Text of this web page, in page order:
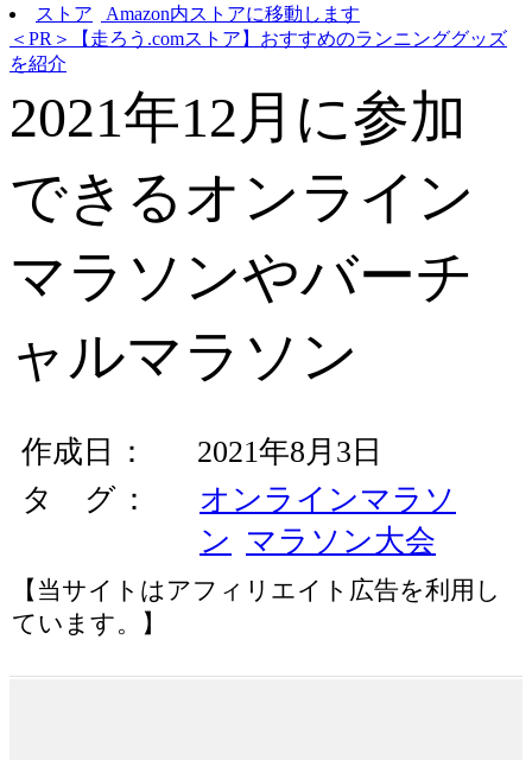
ストア
Amazon内ストアに移動します
＜PR＞【走ろう.comストア】おすすめのランニンググッズ
を紹介
2021年12月に参加
できるオンライン
マラソンやバーチ
ャルマラソン
作成日
2021年8月3日
タ グ
オンラインマラソ
ン マラソン大会
【当サイトはアフィリエイト広告を利用し
ています。】